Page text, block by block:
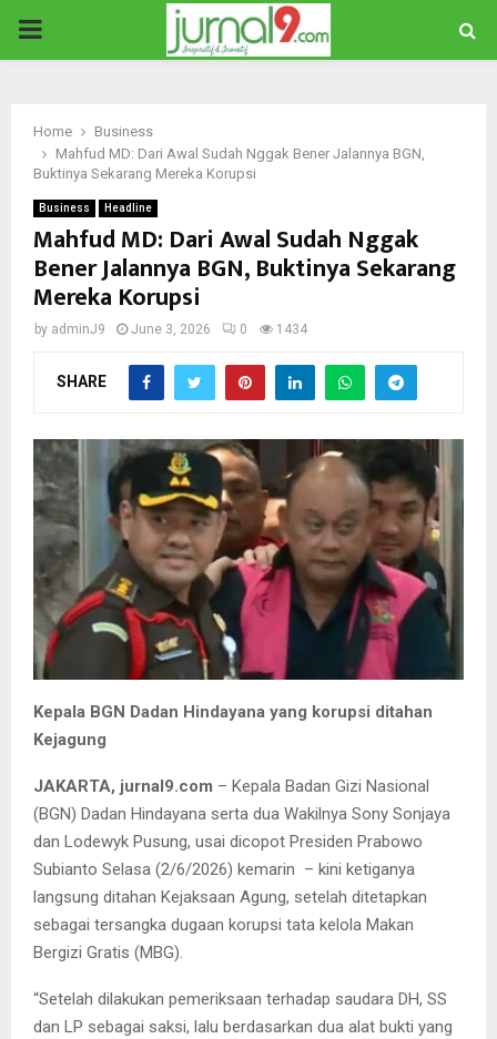
PRIMARY
Home
Business
Mahfud MD: Dari Awal Sudah Nggak Bener Jalannya BGN,
Buktinya Sekarang Mereka Korupsi
Business Headline
Mahfud MD: Dari Awal Sudah Nggak
Bener Jalannya BGN, Buktinya Sekarang
Mereka Korupsi
by adminJ9 June 3, 2026 0 1434
SHARE
Kepala BGN Dadan Hindayana yang korupsi ditahan
Kejagung
JAKARTA, jurnal9.com – Kepala Badan Gizi Nasional
(BGN) Dadan Hindayana serta dua Wakilnya Sony Sonjaya
dan Lodewyk Pusung, usai dicopot Presiden Prabowo
Subianto Selasa (2/6/2026) kemarin – kini ketiganya
langsung ditahan Kejaksaan Agung, setelah ditetapkan
sebagai tersangka dugaan korupsi tata kelola Makan
Bergizi Gratis (MBG).
“Setelah dilakukan pemeriksaan terhadap saudara DH, SS
dan LP sebagai saksi, lalu berdasarkan dua alat bukti yang